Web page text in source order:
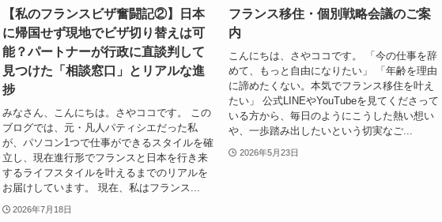
【私のフランスビザ奮闘記②】日本
に帰国せず現地でビザ切り替えは可
能？パートナーが行政に直談判して
見つけた「相談窓口」とリアルな進
捗
みなさん、こんにちは。さやココです。 この
ブログでは、元・凡人パティシエだった私
が、パソコン1つで仕事ができるスタイルを確
立し、現在進行形でフランスと日本を行き来
するライフスタイルを叶えるまでのリアルを
お届けしています。 現在、私はフランス...
2026年7月18日
フランス移住・個別戦略会議のご案
内
こんにちは、さやココです。 「今の仕事を辞
めて、もっと自由になりたい」 「年齢を理由
に諦めたくない。本気でフランス移住を叶え
たい」 公式LINEやYouTubeを見てくださって
いる方から、毎日のようにこうした熱い想い
や、一歩踏み出したいという切実なご...
2026年5月23日